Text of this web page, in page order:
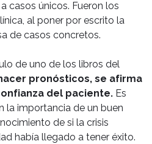
casos únicos. Fueron los
al poner por escrito la
de casos concretos.
de uno de los libros del
pronósticos, se afirma
del paciente. Es
la importancia de un buen
de si la crisis
había llegado a tener éxito.